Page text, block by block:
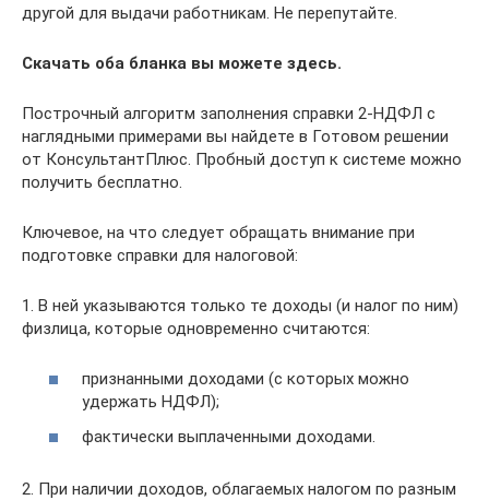
другой для выдачи работникам. Не перепутайте.
Скачать оба бланка вы можете здесь.
Построчный алгоритм заполнения справки 2-НДФЛ с
наглядными примерами вы найдете в Готовом решении
от КонсультантПлюс. Пробный доступ к системе можно
получить бесплатно.
Ключевое, на что следует обращать внимание при
подготовке справки для налоговой:
1. В ней указываются только те доходы (и налог по ним)
физлица, которые одновременно считаются:
признанными доходами (с которых можно
удержать НДФЛ);
фактически выплаченными доходами.
2. При наличии доходов, облагаемых налогом по разным